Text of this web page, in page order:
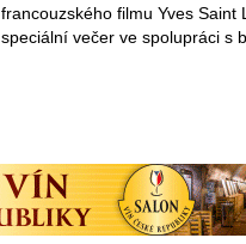
francouzského filmu Yves Saint
speciální večer ve spolupráci s